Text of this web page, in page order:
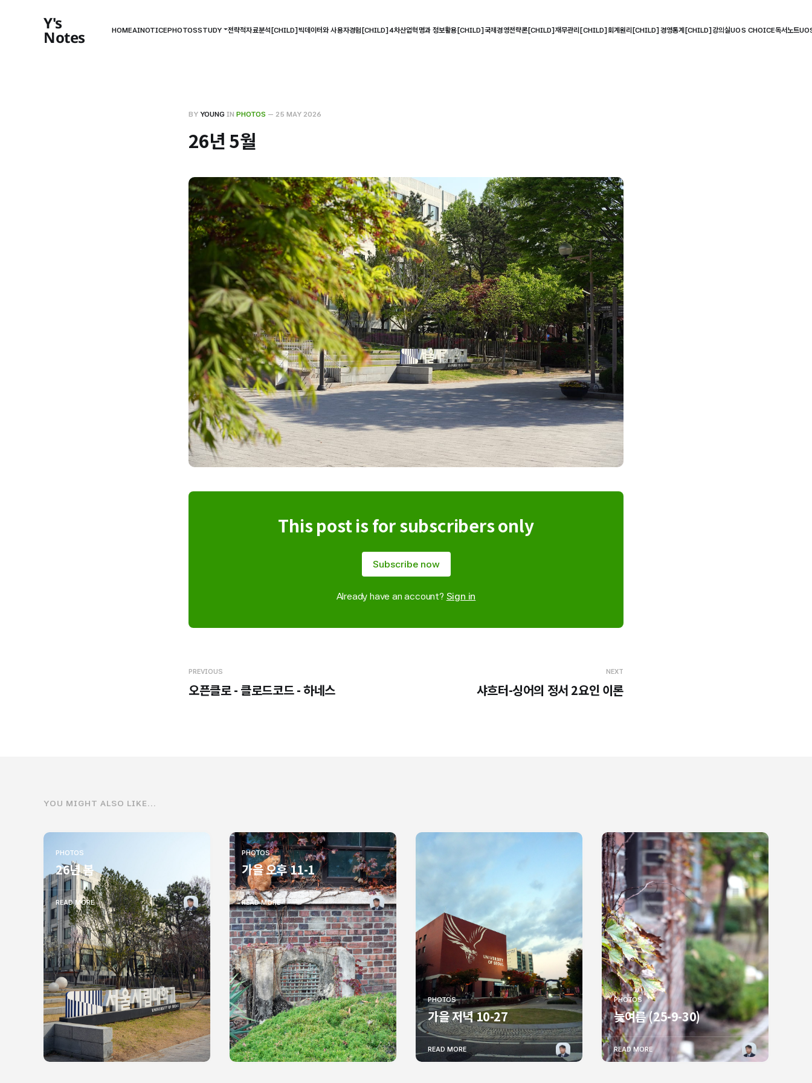
Y's
Notes HOMEAINOTICEPHOTOSSTUDY 전략적자료분석[CHILD]빅데이터와 사용자경험[CHILD]4차산업혁명과 정보활용[CHILD]국제경영전략론[CHILD]재무관리[CHILD]회계원리[CHILD]경영통계[CHILD]강의실UOS CHOICE독서노트
BY YOUNG IN PHOTOS — 25 MAY 2026
26년 5월
This post is for subscribers only
Subscribe now
Already have an account? Sign in
PREVIOUS
오픈클로 - 클로드코드 - 하네스
NEXT
샤흐터-싱어의 정서 2요인 이론
YOU MIGHT ALSO LIKE...
PHOTOS
26년 봄
READ MORE
PHOTOS
가을 오후 11-1
READ MORE
PHOTOS
가을 저녁 10-27
READ MORE
PHOTOS
늦여름 (25-9-30)
READ MORE